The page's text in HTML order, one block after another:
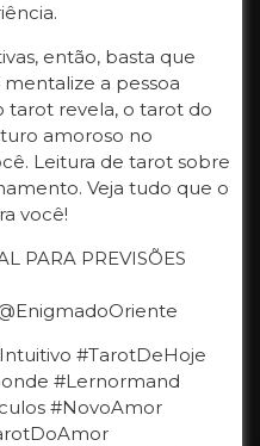
então, basta que
a pessoa
tarot revela, o tarot do
amoroso no
Leitura de tarot sobre
Veja tudo que o
você!
PARA PREVISÕES
#TarotDeHoje
#Lernormand
#NovoAmor